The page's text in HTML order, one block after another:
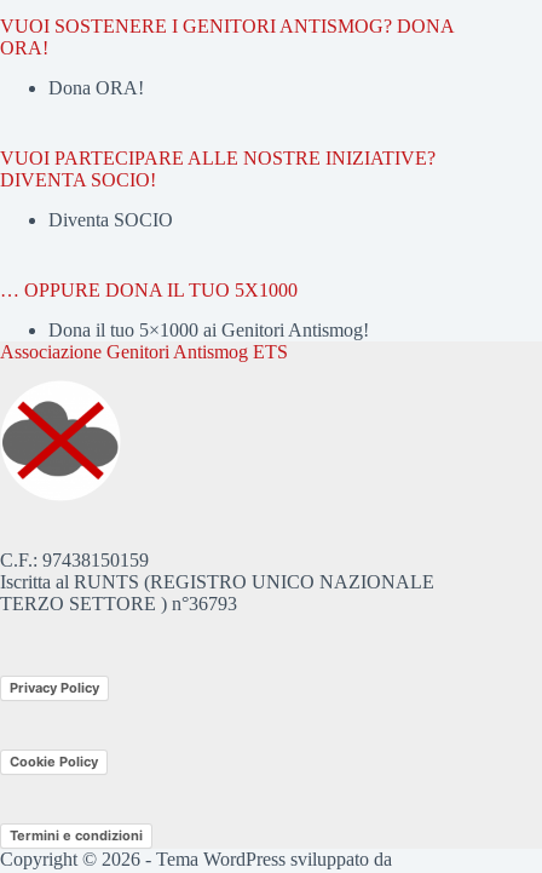
VUOI SOSTENERE I GENITORI ANTISMOG? DONA
ORA!
Dona ORA!
VUOI PARTECIPARE ALLE NOSTRE INIZIATIVE?
DIVENTA SOCIO!
Diventa SOCIO
… OPPURE DONA IL TUO 5X1000
Dona il tuo 5×1000 ai Genitori Antismog!
Associazione Genitori Antismog ETS
C.F.: 97438150159
Iscritta al RUNTS (REGISTRO UNICO NAZIONALE
TERZO SETTORE ) n°36793
Privacy Policy
Cookie Policy
Termini e condizioni
Copyright © 2026 - Tema WordPress sviluppato da